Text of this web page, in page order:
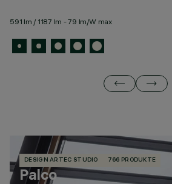
591 lm / 1187 lm - 79 lm/W max
DESIGN ARTEC STUDIO 766 PRODUKTE
Palco